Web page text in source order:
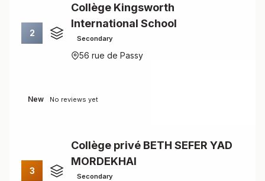
2
Collège Kingsworth
International School
Secondary
56 rue de Passy
New No reviews yet
3
Collège privé BETH SEFER YAD
MORDEKHAI
Secondary